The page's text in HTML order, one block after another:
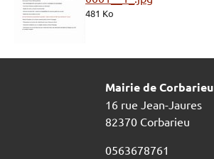
481 Ko
Mairie de Corbarieu
16 rue Jean-Jaures
82370 Corbarieu
0563678761